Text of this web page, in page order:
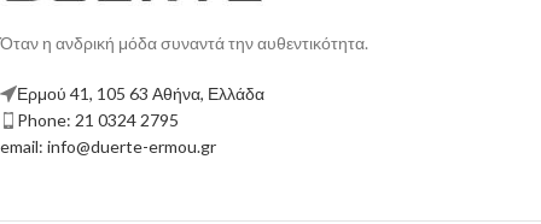
Όταν η ανδρική μόδα συναντά την αυθεντικότητα.
Ερμού 41, 105 63 Αθήνα, Ελλάδα
Phone: 21 0324 2795
email: info@duerte-ermou.gr